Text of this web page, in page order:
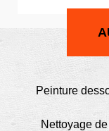
Peinture
Nettoyage